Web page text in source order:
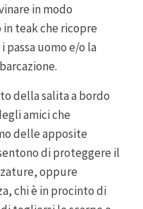
in modo
teak che ricopre
uomo e/o la
della salita a bordo
amici che
delle apposite
di proteggere il
oppure
chi è in procinto di